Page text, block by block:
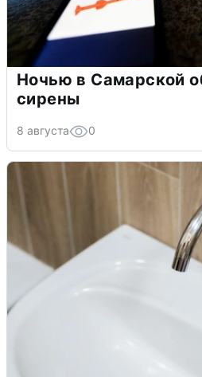
Ночью в Самарской
сирены
8 августа 0